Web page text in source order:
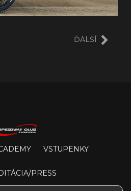
ĎALŠÍ
VSTUPENKY
PRESS